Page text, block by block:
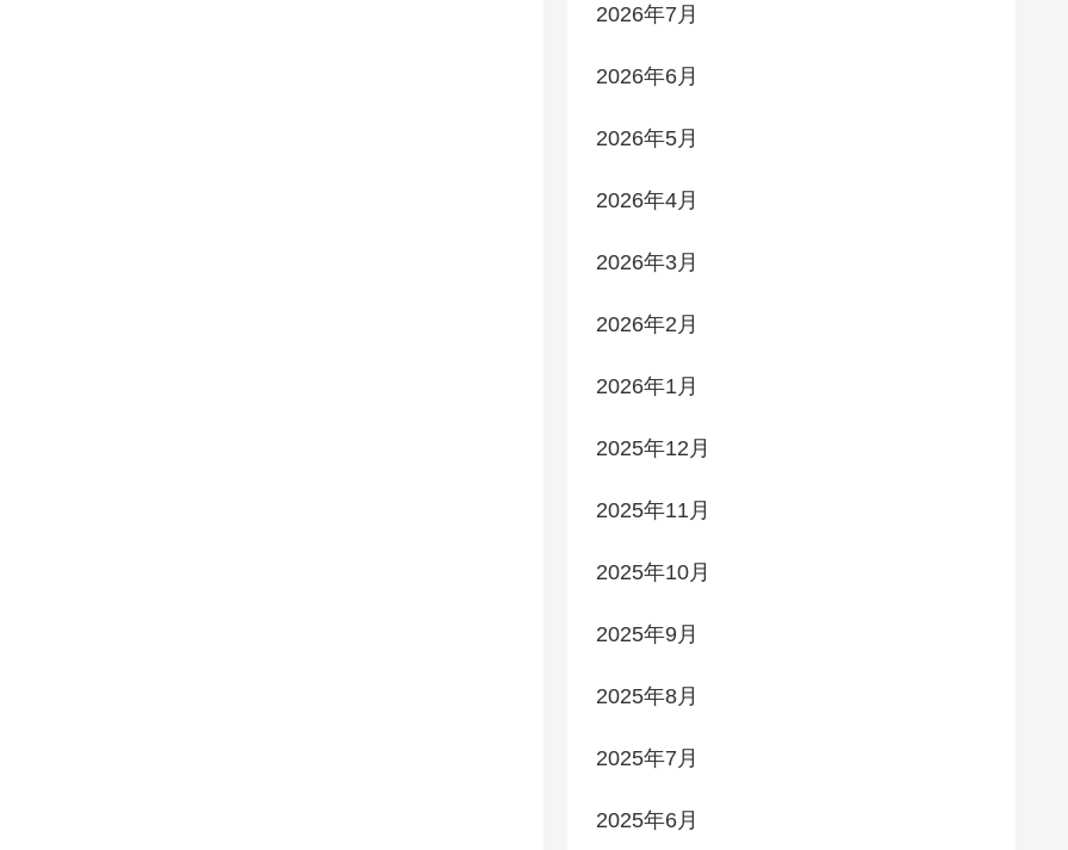
2026年7月
2026年6月
2026年5月
2026年4月
2026年3月
2026年2月
2026年1月
2025年12月
2025年11月
2025年10月
2025年9月
2025年8月
2025年7月
2025年6月